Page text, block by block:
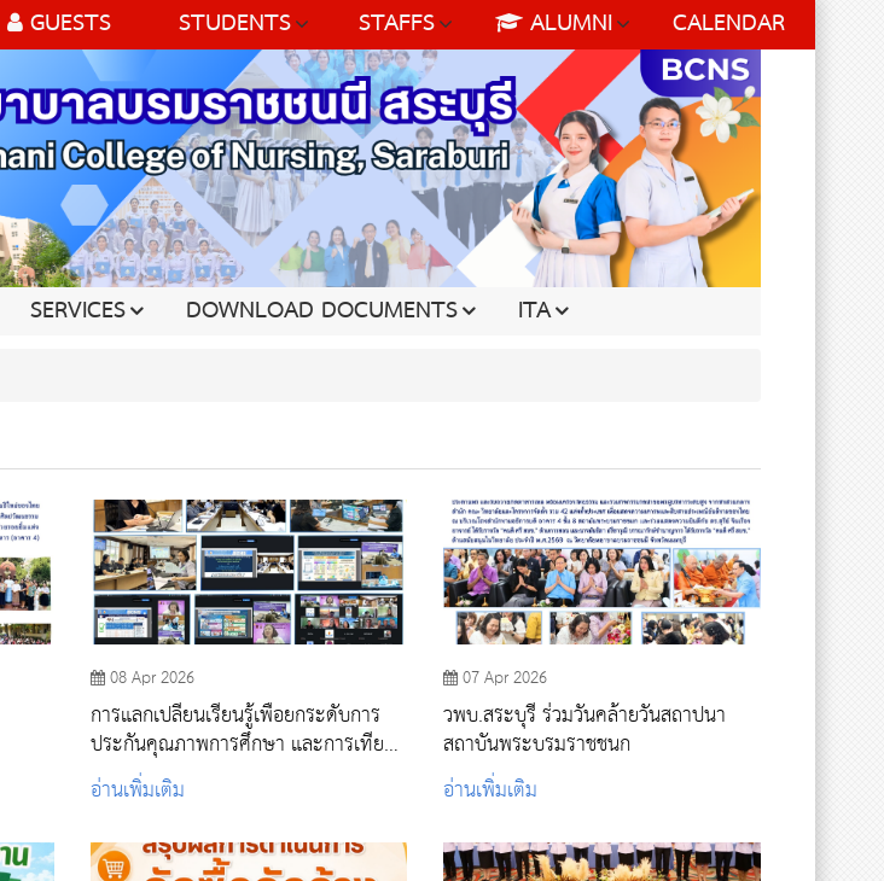
GUESTS STUDENTS STAFFS ALUMNI CALENDAR
SERVICES DOWNLOAD DOCUMENTS ITA
08 Apr 2026
การแลกเปลี่ยนเรียนรู้เพื่อยกระดับการ
ประกันคุณภาพการศึกษา และการเทียบ
เคียงผลการดำเนินงาน (Benchmarking)
ให้กับ วิทยาลัยการสาธารณสุขสิรินธร
บรมราชชนนี ยะลา
อ่านเพิ่มเติม
07 Apr 2026
วพบ.สระบุรี ร่วมวันคล้ายวันสถาปนา
สถาบันพระบรมราชชนก
อ่านเพิ่มเติม